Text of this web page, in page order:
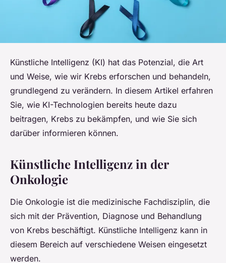
Künstliche Intelligenz (KI) hat das Potenzial, die Art
und Weise, wie wir Krebs erforschen und behandeln,
grundlegend zu verändern. In diesem Artikel erfahren
Sie, wie KI-Technologien bereits heute dazu
beitragen, Krebs zu bekämpfen, und wie Sie sich
darüber informieren können.
Künstliche Intelligenz in der
Onkologie
Die Onkologie ist die medizinische Fachdisziplin, die
sich mit der Prävention, Diagnose und Behandlung
von Krebs beschäftigt. Künstliche Intelligenz kann in
diesem Bereich auf verschiedene Weisen eingesetzt
werden.